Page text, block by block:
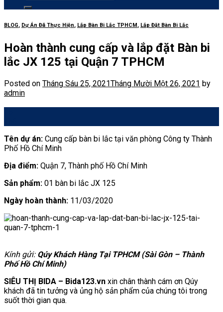
kiếm:
BLOG, Dự Án Đã Thực Hiện, Lắp Bàn Bi Lắc TPHCM, Lắp Đặt Bàn Bi Lắc
Hoàn thành cung cấp và lắp đặt Bàn bi
lắc JX 125 tại Quận 7 TPHCM
Posted on Tháng Sáu 25, 2021Tháng Mười Một 26, 2021 by
admin
Tên dự án: Cung cấp bàn bi lắc tại văn phòng Công ty Thành
Phố Hồ Chí Minh
Địa điểm: Quận 7, Thành phố Hồ Chí Minh
Sản phẩm: 01 bàn bi lắc JX 125
Ngày hoàn thành: 11/03/2020
Kính gửi: Qúy Khách Hàng Tại TPHCM (Sài Gòn – Thành
Phố Hồ Chí Minh)
SIÊU THỊ BIDA – Bida123.vn xin chân thành cám ơn Qúy
khách đã tin tưởng và ủng hộ sản phẩm của chúng tôi trong
suốt thời gian qua.